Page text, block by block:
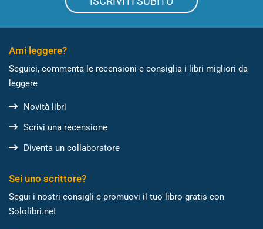
Ami leggere?
Seguici, commenta le recensioni e consiglia i libri migliori da
leggere
Novità libri
Scrivi una recensione
Diventa un collaboratore
Sei uno scrittore?
Segui i nostri consigli e promuovi il tuo libro gratis con
Sololibri.net